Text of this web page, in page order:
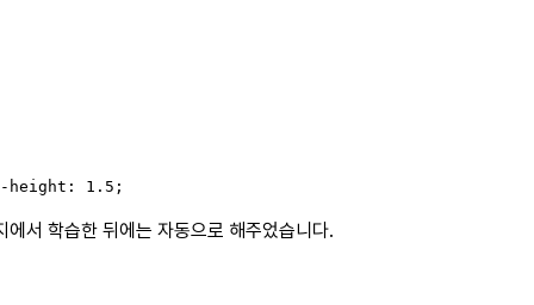
height: 1.5;
서 학습한 뒤에는 자동으로 해주었습니다.